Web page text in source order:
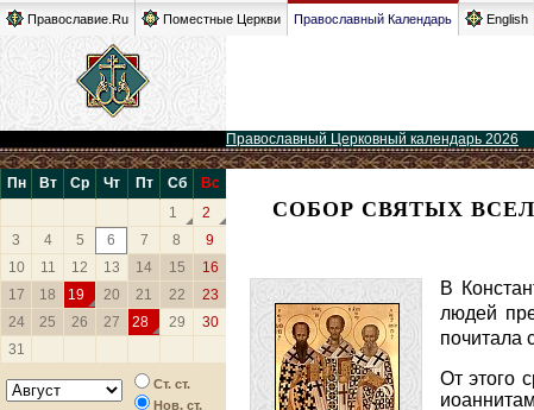
Православие.Ru Поместные Церкви Православный Календарь English
Православный Церковный календарь 2026
Пн Вт Ср Чт Пт Сб
Вс
1
2
3
4 5 6 7 8
9
10
11 12 13 14 15
16
17
18 19 20 21 22
23
24
25 26 27 28 29
30
31
Ст. ст.
Нов. ст.
СОБОР СВЯТЫХ
В
людей
почитала
От этого